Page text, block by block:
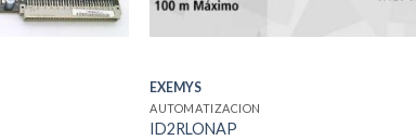
EXEMYS
AUTOMATIZACION
ID2RLONAP